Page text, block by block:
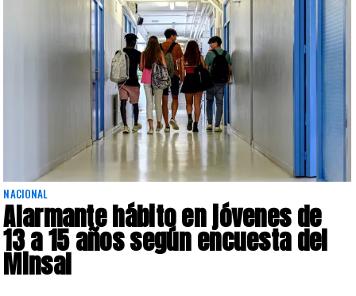
NACIONAL
Alarmante hábito en jóvenes de
13 a 15 años según encuesta del
Minsal